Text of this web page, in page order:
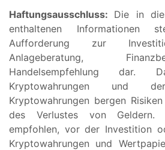
Haftungsausschluss: Die in
enthaltenen Informationen
Aufforderung zur
Anlageberatung,
Handelsempfehlung dar.
Kryptowahrungen und
Kryptowahrungen bergen
des Verlustes von
empfohlen, vor der Investition
Kryptowahrungen und